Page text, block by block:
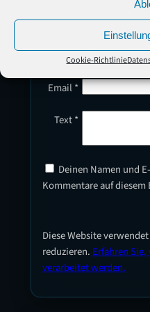
Cookie-Richtlinie
Deine E-Mail-Addresse
Name*
Email *
Text*
Deinen Namen und
Kommentare auf
Diese Website
reduzieren. Erfahren
verarbeitet werden.